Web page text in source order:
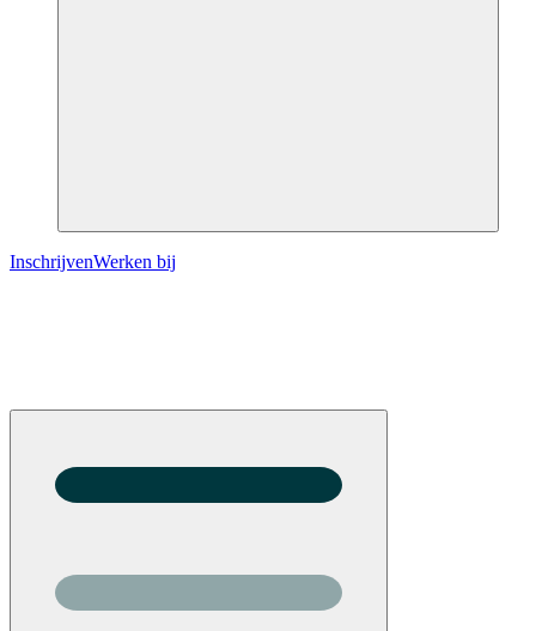
InschrijvenWerken bij